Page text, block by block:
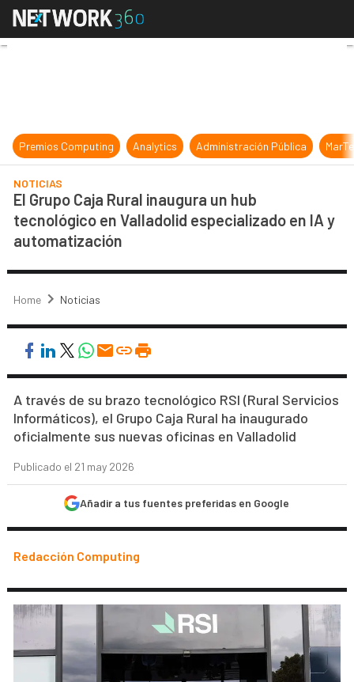
El Grupo Caja Rural inaugura un
Premios Computing Analytics Administración Pública
NOTICIAS
El Grupo Caja Rural inaugura un hub
tecnológico en Valladolid especializado en IA y
automatización
Home Noticias
A través de su brazo tecnológico RSI (Rural Servicios
Informáticos), el Grupo Caja Rural ha inaugurado
oficialmente sus nuevas oficinas en Valladolid
Publicado el 21 may 2026
Añadir a tus fuentes preferidas en Google
Redacción Computing